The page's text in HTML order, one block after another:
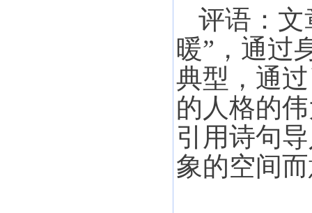
评语：文
暖”，通过
典型，通
的人格的
引用诗句
象的